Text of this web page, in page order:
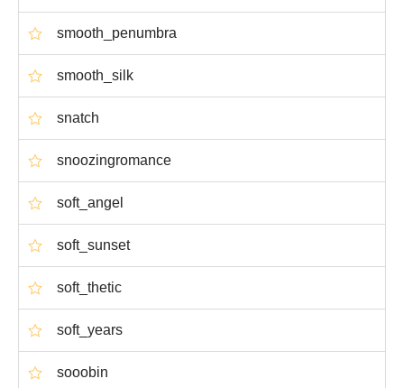
smooth_penumbra
smooth_silk
snatch
snoozingromance
soft_angel
soft_sunset
soft_thetic
soft_years
sooobin